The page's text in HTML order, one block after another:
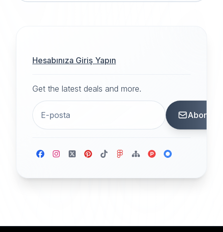
Hesabınıza Giriş Yapın
Get the latest deals and more.
Abone